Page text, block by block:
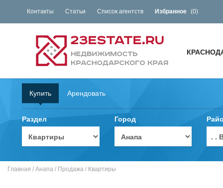
Контакты Статьи Список агентств Избранное (0)
Купить Арендовать
Раздел Город
. .
Главная / Анапа / Продажа / Квартиры